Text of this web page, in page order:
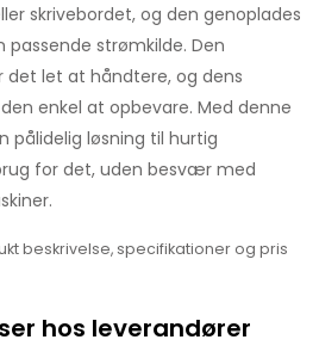
skrivebordet, og den genoplades
strømkilde. Den
det let at håndtere, og dens
enkel at opbevare. Med denne
pålidelig løsning til hurtig
for det, uden besvær med
beskrivelse, specifikationer og pris
hos leverandører